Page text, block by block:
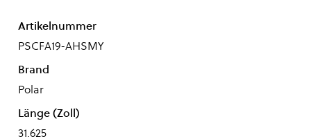
Artikelnummer
PSCFA19-AHSMY
Brand
Polar
Länge (Zoll)
31.625